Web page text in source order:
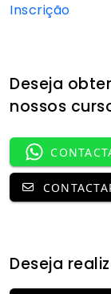
Inscrição
Deseja
nossos
Deseja